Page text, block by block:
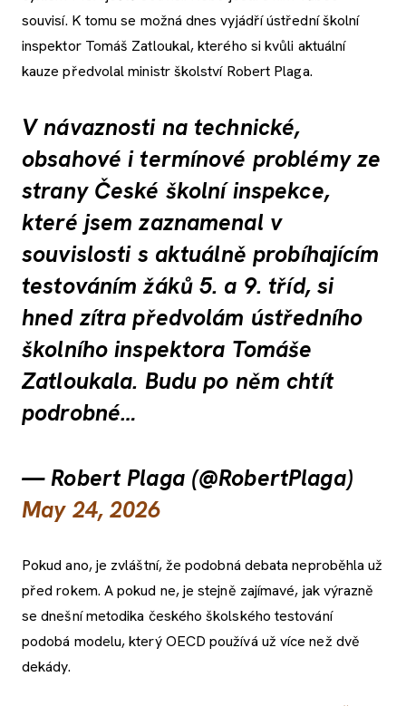
souvisí. K tomu se možná dnes vyjádří ústřední školní
inspektor Tomáš Zatloukal, kterého si kvůli aktuální
kauze předvolal ministr školství Robert Plaga.
V návaznosti na technické,
obsahové i termínové problémy ze
strany České školní inspekce,
které jsem zaznamenal v
souvislosti s aktuálně probíhajícím
testováním žáků 5. a 9. tříd, si
hned zítra předvolám ústředního
školního inspektora Tomáše
Zatloukala. Budu po něm chtít
podrobné…
— Robert Plaga (@RobertPlaga)
May 24, 2026
Pokud ano, je zvláštní, že podobná debata neproběhla už
před rokem. A pokud ne, je stejně zajímavé, jak výrazně
se dnešní metodika českého školského testování
podobá modelu, který OECD používá už více než dvě
dekády.